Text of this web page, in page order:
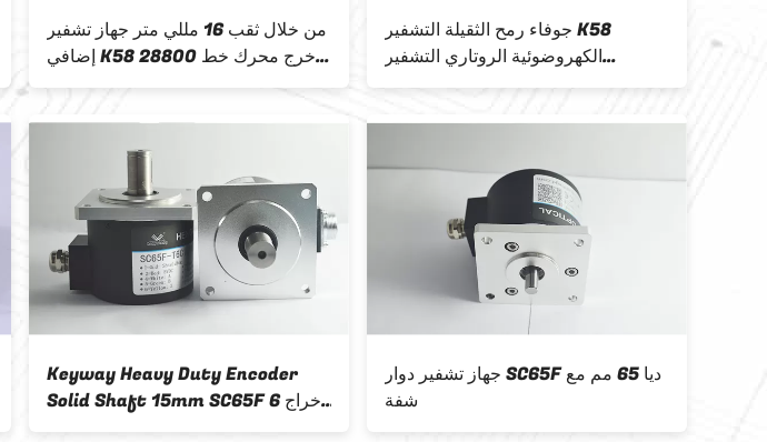
من خلال ثقب 16 مللي متر جهاز تشفير
إضافي K58 28800 خرج محرك خط
النبض
جوفاء رمح الثقيلة التشفير K58
الكهروضوئية الروتاري التشفير
7200ppr
Keyway Heavy Duty Encoder
Solid Shaft 15mm SC65F 6 إخراج
خط تشغيل المحرك
جهاز تشفير دوار SC65F ديا 65 مم مع
شفة